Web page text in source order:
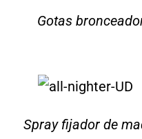
Gotas
Spray fijador de